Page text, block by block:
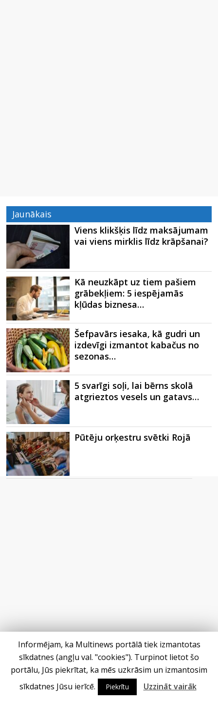
Jaunākais
Viens klikšķis līdz maksājumam
vai viens mirklis līdz krāpšanai?
Kā neuzkāpt uz tiem pašiem
grābekļiem: 5 iespējamās
kļūdas biznesa…
Šefpavārs iesaka, kā gudri un
izdevīgi izmantot kabačus no
sezonas…
5 svarīgi soļi, lai bērns skolā
atgrieztos vesels un gatavs…
Pūtēju orķestru svētki Rojā
Informējam, ka Multinews portālā tiek izmantotas
sīkdatnes (angļu val. "cookies"). Turpinot lietot šo
portālu, Jūs piekrītat, ka mēs uzkrāsim un izmantosim
sīkdatnes Jūsu ierīcē.
Piekrītu Uzzināt vairāk